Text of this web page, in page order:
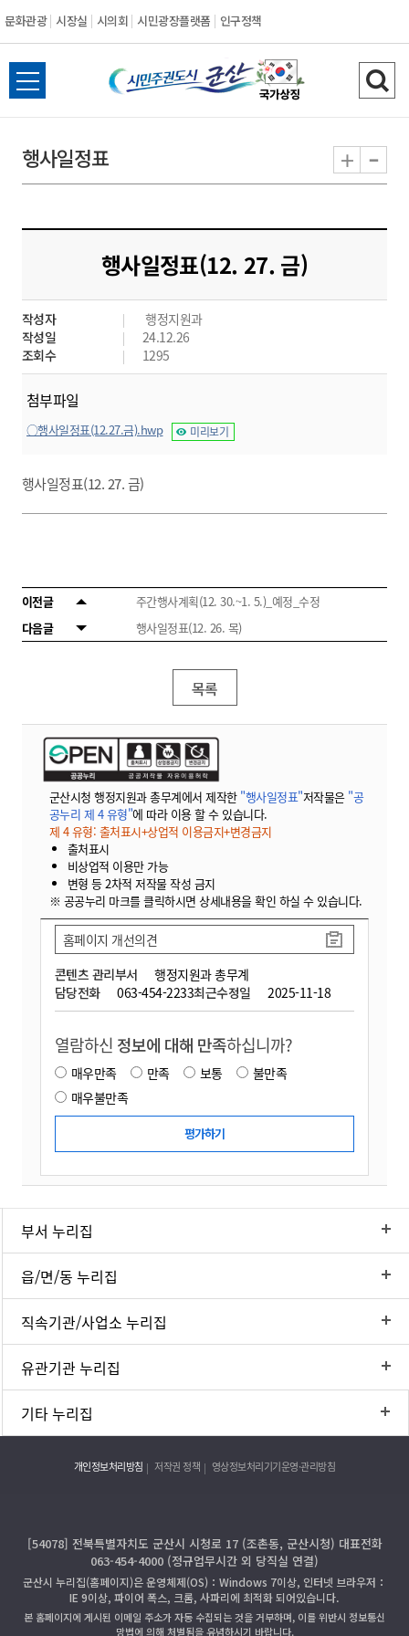
문화관광 시장실 시의회 시민광장플랫폼 인구정책
시
민
도
시
군
산
전
체
뉴
열
검
색
기
행사일정표 + -
행사일정표(12. 27. 금)
작성자
행정지원과
작성일
24.12.26
조회수
1295
첨부파일
○행사일정표(12.27.금).hwp 미리보기
행사일정표(12. 27. 금)
이전글
주간행사계획(12. 30.~1. 5.)_예정_수정
다음글
행사일정표(12. 26. 목)
목록
군산시청 행정지원과 총무계에서 제작한 "행사일정표"저작물은 "공
공누리 제 4 유형"에 따라 이용 할 수 있습니다.
제 4 유형: 출처표시+상업적 이용금지+변경금지
출처표시
비상업적 이용만 가능
변형 등 2차적 저작물 작성 금지
※ 공공누리 마크를 클릭하시면 상세내용을 확인 하실 수 있습니다.
콘텐츠 관리부서
행정지원과 총무계
담당전화
063-454-2233최근수정일 2025-11-18
홈페이지 개선의견
열람하신 정보에 대해 만족하십니까?
매우만족 만족 보통
불만족
매우불만족
부서 누리집
읍/면/동 누리집
직속기관/사업소 누리집
유관기관 누리집
기타 누리집
개인정보처리방침 저작권 정책 영상정보처리기기운영·관리방침
[54078] 전북특별자치도 군산시 시청로 17 (조촌동, 군산시청) 대표전화
063-454-4000 (정규업무시간 외 당직실 연결)
군산시 누리집(홈페이지)은 운영체제(OS)：Windows 7이상, 인터넷 브라우저：
IE 9이상, 파이어 폭스, 크롬, 사파리에 최적화 되어있습니다.
본 홈페이지에 게시된 이메일 주소가 자동 수집되는 것을 거부하며, 이를 위반시 정보통신
망법에 의해 처벌됨을 유념하시기 바랍니다.